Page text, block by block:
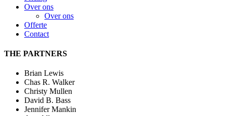
Over ons
Over ons
Offerte
Contact
THE PARTNERS
Brian Lewis
Chas R. Walker
Christy Mullen
David B. Bass
Jennifer Mankin